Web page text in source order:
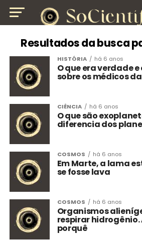
Resultados da busca
HISTÓRIA há 6 anos
O que era verdade
sobre os médicos
CIÊNCIA há 6 anos
O que são
diferencia dos
COSMOS há 6 anos
Em Marte, a lama
se fosse lava
COSMOS há 6 anos
Organismos
respirar hidrogênio.
porquê